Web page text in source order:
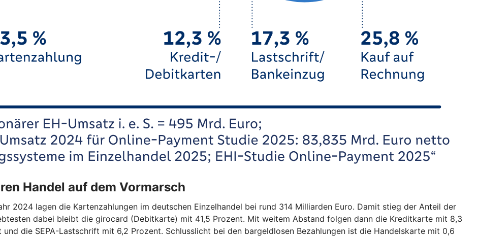
Handel auf dem Vormarsch
2024 lagen die Kartenzahlungen im deutschen Einzelhandel bei rund 314 Milliarden Euro. Damit stieg der Anteil der
dabei bleibt die girocard (Debitkarte) mit 41,5 Prozent. Mit weitem Abstand folgen dann die Kreditkarte mit 8,3
die SEPA-Lastschrift mit 6,2 Prozent. Schlusslicht bei den bargeldlosen Bezahlungen ist die Handelskarte mit 0,6